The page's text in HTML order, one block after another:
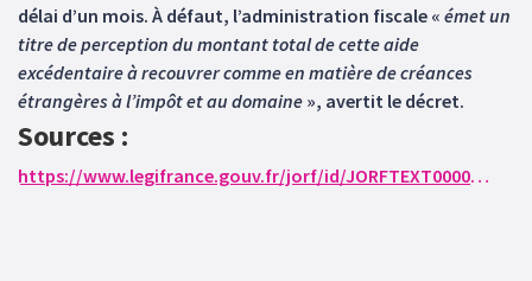
délai d’un mois. À défaut, l’administration fiscale « émet un
titre de perception du montant total de cette aide
excédentaire à recouvrer comme en matière de créances
étrangères à l’impôt et au domaine », avertit le décret.
Sources :
https://www.legifrance.gouv.fr/jorf/id/JORFTEXT000045742791